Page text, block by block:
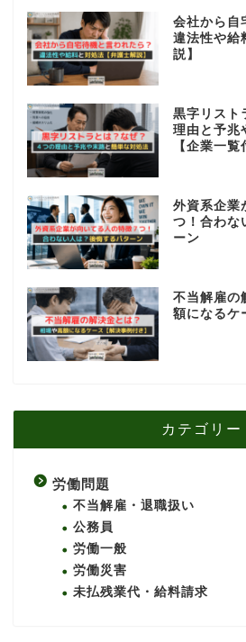
会社から自
違法性や給
説】
黒字リスト
理由と予兆
【企業一覧
外資系企業
つ！合わな
ーン
不当解雇の
額になるケ
カテゴリー
労働問題
不当解雇・退職扱い
公務員
労働一般
労働災害
未払残業代・給料請求